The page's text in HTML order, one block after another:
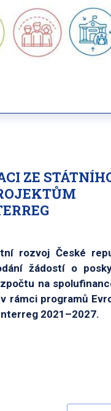
ZE
rozvoj České
žádostí o
na
rámci programů
2021–2027.